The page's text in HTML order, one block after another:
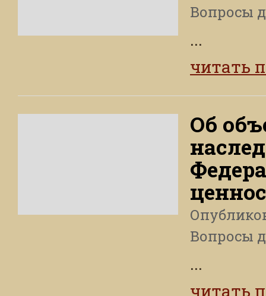
Вопросы
...
читать
Об
Вопросы
...
читать